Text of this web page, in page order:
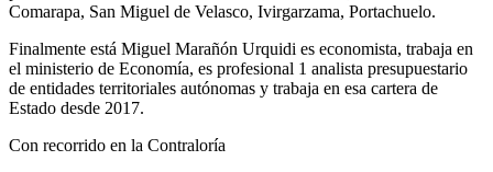
Comarapa, San Miguel de Velasco, Ivirgarzama, Portachuelo.
Finalmente está Miguel Marañón Urquidi es economista, trabaja en
el ministerio de Economía, es profesional 1 analista presupuestario
de entidades territoriales autónomas y trabaja en esa cartera de
Estado desde 2017.
Con recorrido en la Contraloría